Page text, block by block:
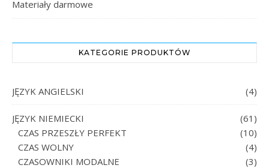
Materiały darmowe
KATEGORIE PRODUKTÓW
JĘZYK ANGIELSKI (4)
JĘZYK NIEMIECKI
(61)
CZAS PRZESZŁY PERFEKT
(10)
CZAS WOLNY
(4)
CZASOWNIKI MODALNE
(3)